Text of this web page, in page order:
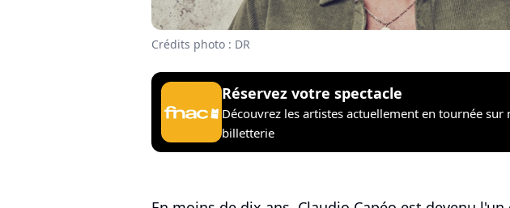
Crédits photo : DR
Réservez votre spectacle
Découvrez les artistes actuellement en tournée sur
billetterie